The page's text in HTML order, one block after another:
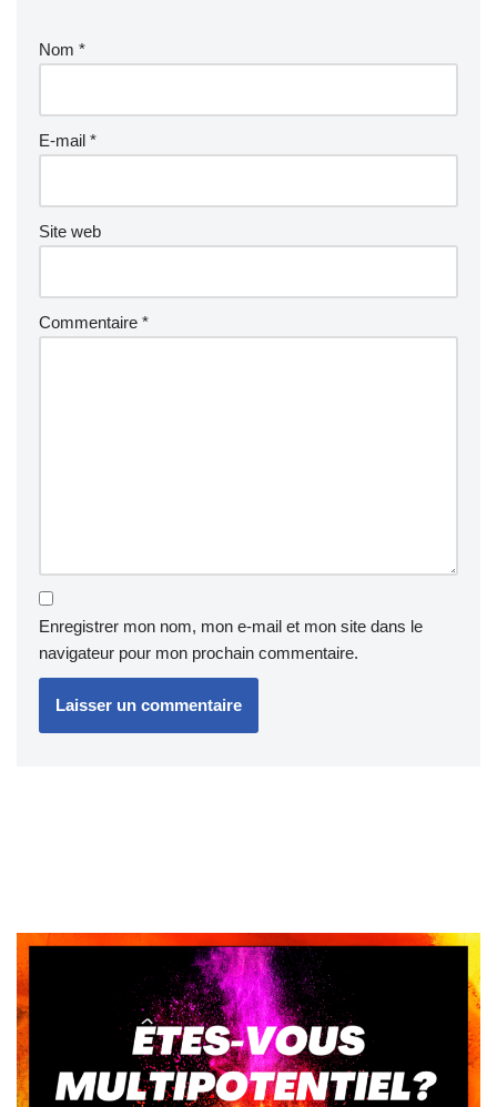
Nom *
E-mail *
Site web
Commentaire *
Enregistrer mon nom, mon e-mail et mon site dans le
navigateur pour mon prochain commentaire.